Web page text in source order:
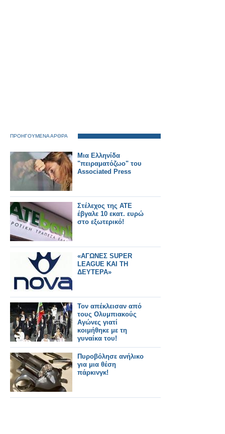
ΠΡΟΗΓΟΥΜΕΝΑ ΑΡΘΡΑ
Μια Ελληνίδα
"πειραματόζωο" του
Associated Press
Στέλεχος της ΑΤΕ
έβγαλε 10 εκατ. ευρώ
στο εξωτερικό!
«ΑΓΩΝΕΣ SUPER
LEAGUE ΚΑΙ ΤΗ
ΔΕΥΤΕΡΑ»
Τον απέκλεισαν από
τους Ολυμπιακούς
Αγώνες γιατί
κοιμήθηκε με τη
γυναίκα του!
Πυροβόλησε ανήλικο
για μια θέση
πάρκινγκ!